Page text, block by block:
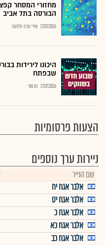
מחזורי המסחר
הבורסה בתל אביב
27.07.2026 שירי חביב-ולדהורן
היכונו לירידות
שבפתח
27.07.2026 רם מורי
הצעות פרסומיות
ניירות ערך נוספים
שם הנייר
אלבר אגח יח
אלבר אגח יט
אלבר אגח כ
אלבר אגח כא
אלבר אגח כב